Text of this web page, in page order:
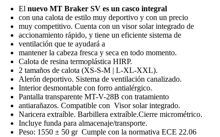
El nuevo MT Braker SV es un casco integral
con una calota de estilo muy deportivo y con un precio
muy competitivo. Cuenta con un visor solar integrado de
accionamiento rápido, y tiene un eficiente sistema de
ventilación que te ayudará a
mantener la cabeza fresca y seca en todo momento.
Calota de resina termoplástica HIRP.
2 tamaños de calota (XS-S-M | L-XL-XXL).
Alerón deportivo. Sistema de ventilación canalizado.
Interior desmontable con forro antialérgico.
Pantalla transparente MT-V-28B con tratamiento
antiarañazos. Compatible con Visor solar integrado.
Naricera extraíble. Barbillera extraíble.Cierre micrométrico.
Incluye funda para almacenaje/transporte.
Peso: 1550 ± 50 gr Cumple con la normativa ECE 22.06